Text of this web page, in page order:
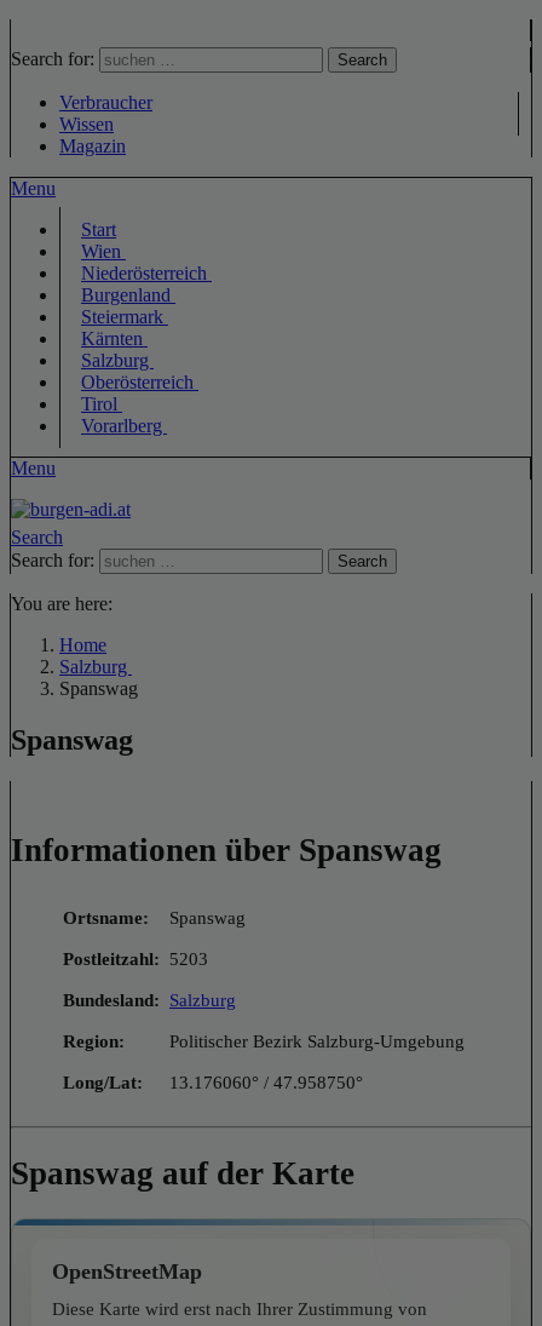
Search for: Search
Verbraucher
Wissen
Magazin
Menu
Start
Wien
Niederösterreich
Burgenland
Steiermark
Kärnten
Salzburg
Oberösterreich
Tirol
Vorarlberg
Menu
Search
Search for:
Search
You are here:
Home
Salzburg
Spanswag
Spanswag
Informationen über Spanswag
Ortsname: Spanswag
Postleitzahl: 5203
Bundesland: Salzburg
Region: Politischer Bezirk Salzburg-Umgebung
Long/Lat: 13.176060° / 47.958750°
Spanswag auf der Karte
OpenStreetMap
Diese Karte wird erst nach Ihrer Zustimmung von